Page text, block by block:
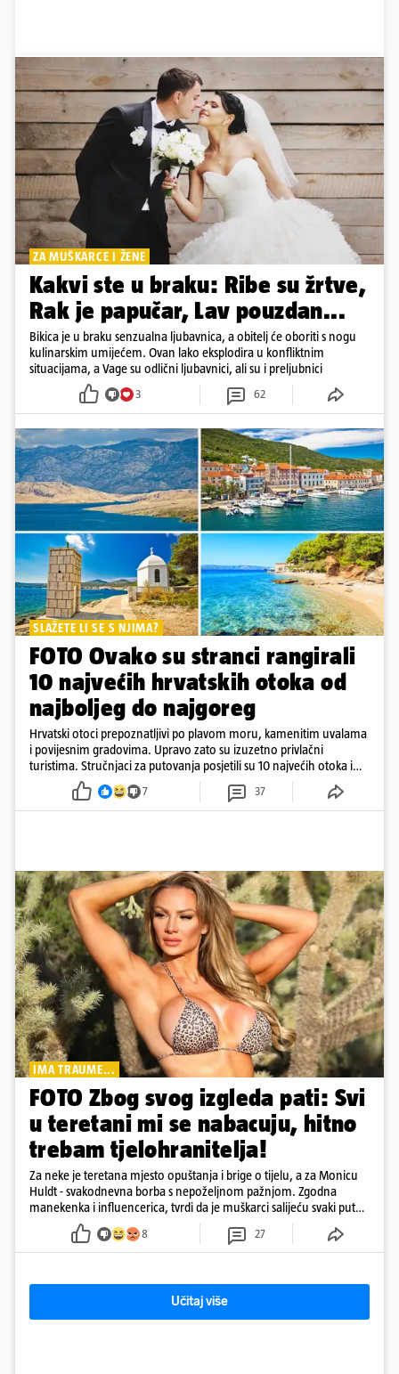
ZA MUŠKARCE I ŽENE
Kakvi ste u braku: Ribe su žrtve,
Rak je papučar, Lav pouzdan...
Bikica je u braku senzualna ljubavnica, a obitelj će oboriti s nogu
kulinarskim umijećem. Ovan lako eksplodira u konfliktnim
situacijama, a Vage su odlični ljubavnici, ali su i preljubnici
3 62
SLAŽETE LI SE S NJIMA?
FOTO Ovako su stranci rangirali
10 najvećih hrvatskih otoka od
najboljeg do najgoreg
Hrvatski otoci prepoznatljivi po plavom moru, kamenitim uvalama
i povijesnim gradovima. Upravo zato su izuzetno privlačni
turistima. Stručnjaci za putovanja posjetili su 10 najvećih otoka i
rangirali ih
7 37
IMA TRAUME...
FOTO Zbog svog izgleda pati: Svi
u teretani mi se nabacuju, hitno
trebam tjelohranitelja!
Za neke je teretana mjesto opuštanja i brige o tijelu, a za Monicu
Huldt - svakodnevna borba s nepoželjnom pažnjom. Zgodna
manekenka i influencerica, tvrdi da je muškarci salijeću svaki put
kad dođe na trening
8 27
Učitaj više